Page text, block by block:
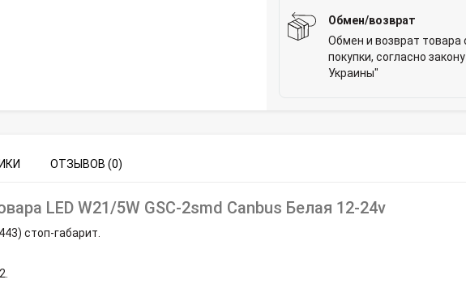
Обмен/возврат
Обмен и возврат товара
покупки, согласно
Украины"
ОТЗЫВОВ (0)
LED W21/5W GSC-2smd Canbus Белая 12-24v
стоп-габарит.